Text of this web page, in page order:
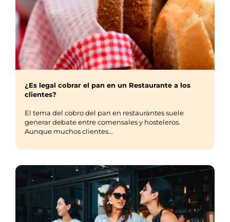
¿Es legal cobrar el pan en un Restaurante a los
clientes?
El tema del cobro del pan en restaurantes suele
generar debate entre comensales y hosteleros.
Aunque muchos clientes...